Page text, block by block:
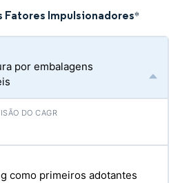
Fatores Impulsionadores*
por embalagens
como primeiros adotantes